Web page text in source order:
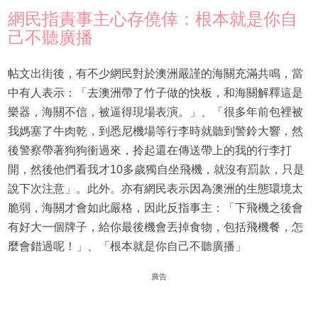
網民指責事主心存僥倖：根本就是你自
己不聽廣播
帖文出街後，有不少網民對於澳洲嚴謹的海關充滿共鳴，當
中有人表示：「去澳洲帶了竹子做的快板，和海關解釋這是
樂器，海關不信，被逼得現場表演。」、「很多年前包裡被
我媽塞了牛肉乾，到悉尼機場等行李時就聽到警鈴大響，然
後警察帶著狗狗衝過來，拎起還在傳送帶上的我的行李打
開，然後他們看我才10多歲獨自坐飛機，就沒有罰款，只是
說下次注意」。此外。亦有網民表示因為澳洲的生態環境太
脆弱，海關才會如此嚴格，因此反指事主：「下飛機之後會
有好大一個牌子，給你最後機會丟掉食物，包括飛機餐，怎
麼會錯過呢！」、「根本就是你自己不聽廣播」
廣告